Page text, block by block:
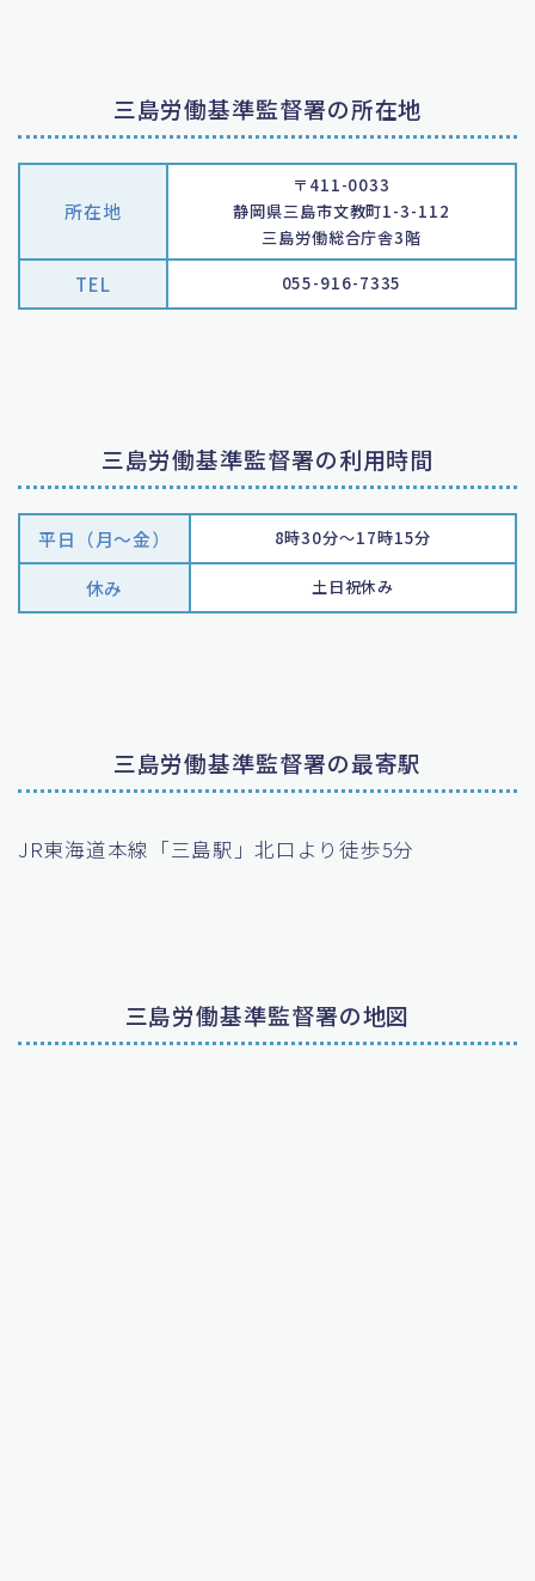
三島労働基準監督署の所在地
所在地
〒411-0033
静岡県三島市文教町1-3-112
三島労働総合庁舎3階
TEL 055-916-7335
三島労働基準監督署の利用時間
平日（月〜金） 8時30分～17時15分
休み 土日祝休み
三島労働基準監督署の最寄駅
JR東海道本線「三島駅」北口より徒歩5分
三島労働基準監督署の地図